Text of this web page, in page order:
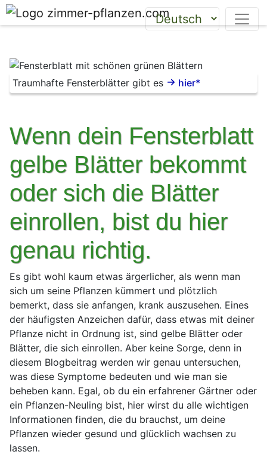
Traumhafte Fensterblätter gibt es hier*
Wenn dein Fensterblatt
gelbe Blätter bekommt
oder sich die Blätter
einrollen, bist du hier
genau richtig.
Es gibt wohl kaum etwas ärgerlicher, als wenn man
sich um seine Pflanzen kümmert und plötzlich
bemerkt, dass sie anfangen, krank auszusehen. Eines
der häufigsten Anzeichen dafür, dass etwas mit deiner
Pflanze nicht in Ordnung ist, sind gelbe Blätter oder
Blätter, die sich einrollen. Aber keine Sorge, denn in
diesem Blogbeitrag werden wir genau untersuchen,
was diese Symptome bedeuten und wie man sie
beheben kann. Egal, ob du ein erfahrener Gärtner oder
ein Pflanzen-Neuling bist, hier wirst du alle wichtigen
Informationen finden, die du brauchst, um deine
Pflanzen wieder gesund und glücklich wachsen zu
lassen.